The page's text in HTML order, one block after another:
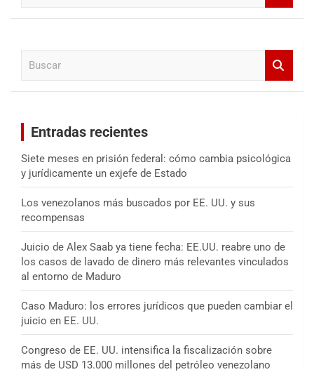
Entradas recientes
Siete meses en prisión federal: cómo cambia psicológica
y jurídicamente un exjefe de Estado
Los venezolanos más buscados por EE. UU. y sus
recompensas
Juicio de Alex Saab ya tiene fecha: EE.UU. reabre uno de
los casos de lavado de dinero más relevantes vinculados
al entorno de Maduro
Caso Maduro: los errores jurídicos que pueden cambiar el
juicio en EE. UU.
Congreso de EE. UU. intensifica la fiscalización sobre
más de USD 13.000 millones del petróleo venezolano